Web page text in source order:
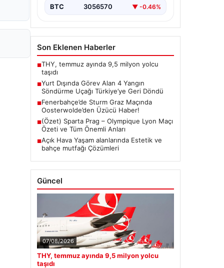
BTC 3056570 ▼ -0.46%
Son Eklenen Haberler
■THY, temmuz ayında 9,5 milyon yolcu
taşıdı
■Yurt Dışında Görev Alan 4 Yangın
Söndürme Uçağı Türkiye’ye Geri Döndü
■Fenerbahçe’de Sturm Graz Maçında
Oosterwolde’den Üzücü Haber!
■(Özet) Sparta Prag – Olympique Lyon Maçı
Özeti ve Tüm Önemli Anları
■Açık Hava Yaşam alanlarında Estetik ve
bahçe mutfağı Çözümleri
Güncel
07/08/2026
THY, temmuz ayında 9,5 milyon yolcu
taşıdı